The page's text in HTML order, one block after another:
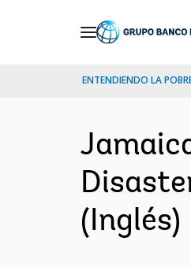
ENTENDIENDO LA
(Inglés)